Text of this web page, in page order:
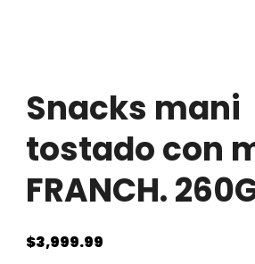
Snacks mani
tostado con
FRANCH.
$3,999.99